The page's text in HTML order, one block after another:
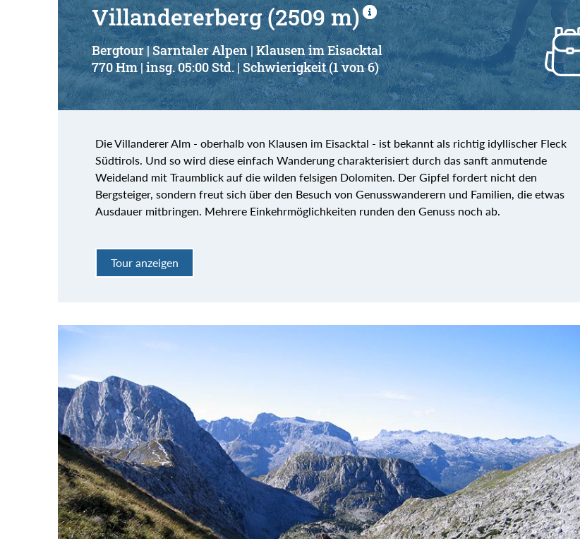
Villandererberg (2509 m)
Bergtour | Sarntaler Alpen | Klausen im Eisacktal
770 Hm | insg. 05:00 Std. | Schwierigkeit (1 von 6)
Die Villanderer Alm - oberhalb von Klausen im Eisacktal - ist bekannt als richtig idyllischer Fleck
Südtirols. Und so wird diese einfach Wanderung charakterisiert durch das sanft anmutende
Weideland mit Traumblick auf die wilden felsigen Dolomiten. Der Gipfel fordert nicht den
Bergsteiger, sondern freut sich über den Besuch von Genusswanderern und Familien, die etwas
Ausdauer mitbringen. Mehrere Einkehrmöglichkeiten runden den Genuss noch ab.
Tour anzeigen